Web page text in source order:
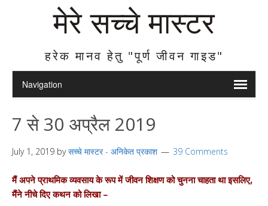
मेरे सच्चे मास्टर
हरेक मानव हेतु "पूर्ण जीवन गाइड"
7 से 30 अप्रैल 2019
July 1, 2019 byसच्चे मास्टर - अनिकेत प्रकाश 39 Comments
मैं अपने प्राथमिक व्यवसाय के रूप में जीवन शिक्षण को चुनना चाहता था इसलिए,
मैंने नीचे दिए कथन को लिखा –